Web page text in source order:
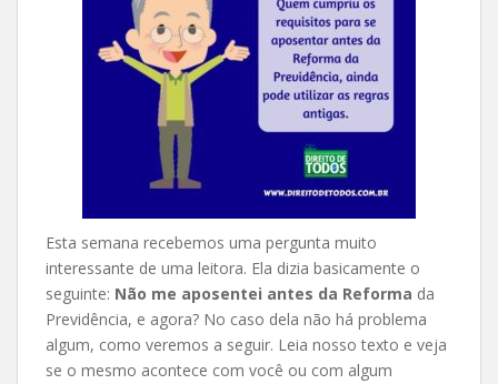
Esta semana recebemos uma pergunta muito
interessante de uma leitora. Ela dizia basicamente o
seguinte: Não me aposentei antes da Reforma da
Previdência, e agora? No caso dela não há problema
algum, como veremos a seguir. Leia nosso texto e veja
se o mesmo acontece com você ou com algum